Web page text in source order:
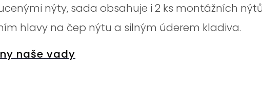
nýty, sada obsahuje i 2 ks montážních
hlavy na čep nýtu a silným úderem kladiva.
naše vady